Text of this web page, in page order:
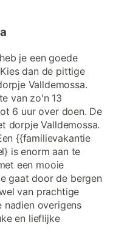
je een goede
dan de pittige
Valldemossa.
van zo'n 13
6 uur over doen. De
dorpje Valldemossa.
{{familievakantie
is enorm aan te
een mooie
gaat door de bergen
van prachtige
nadien overigens
en lieflijke